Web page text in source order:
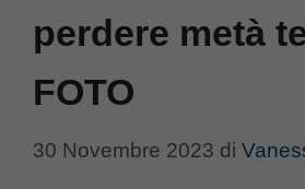
perdere metà
FOTO
30 Novembre 2023 di